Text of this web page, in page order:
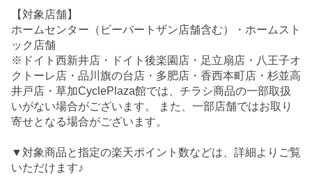
【対象店舗】
ホームセンター（ビーバートザン店舗含む）・ホームスト
ック店舗
※ドイト西新井店・ドイト後楽園店・足立扇店・八王子オ
クトーレ店・品川旗の台店・多肥店・香西本町店・杉並高
井戸店・草加CyclePlaza館では、チラシ商品の一部取扱
いがない場合がございます。 また、一部店舗ではお取り
寄せとなる場合がございます。
▼対象商品と指定の楽天ポイント数などは、詳細よりご覧
いただけます♪